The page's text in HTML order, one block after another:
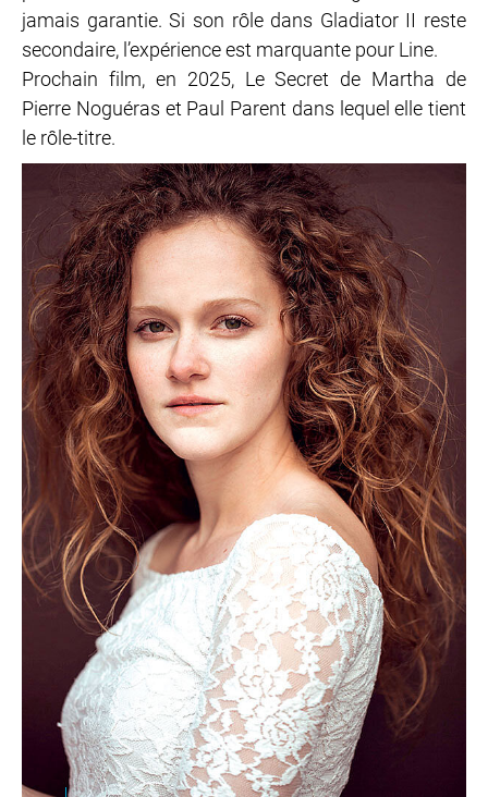
jamais garantie. Si son rôle dans Gladiator II reste
secondaire, l’expérience est marquante pour Line.
Prochain film, en 2025, Le Secret de Martha de
Pierre Noguéras et Paul Parent dans lequel elle tient
le rôle-titre.